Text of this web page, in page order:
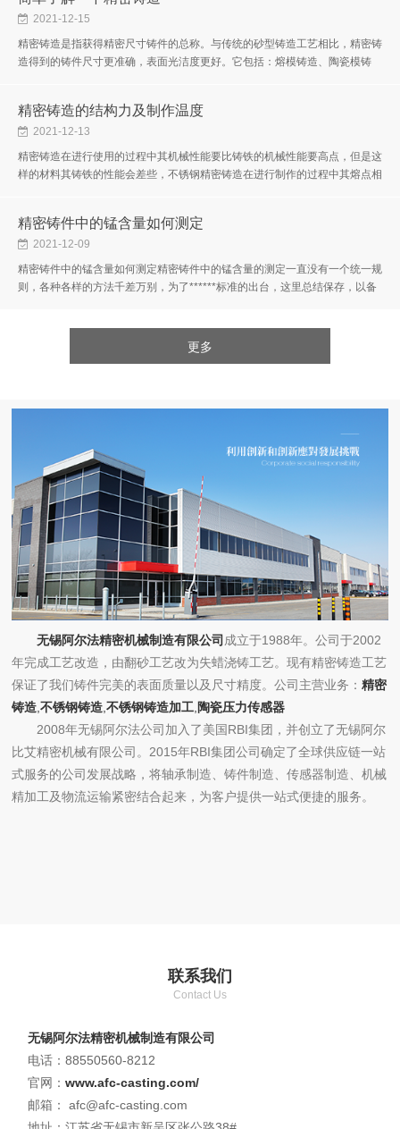
2021-12-15
精密铸造是指获得精密尺寸铸件的总称。与传统的砂型铸造工艺相比，精密铸
造得到的铸件尺寸更准确，表面光洁度更好。它包括：熔模铸造、陶瓷模铸
精密铸造的结构力及制作温度
2021-12-13
精密铸造在进行使用的过程中其机械性能要比铸铁的机械性能要高点，但是这
样的材料其铸铁的性能会差些，不锈钢精密铸造在进行制作的过程中其熔点相
精密铸件中的锰含量如何测定
2021-12-09
精密铸件中的锰含量如何测定精密铸件中的锰含量的测定一直没有一个统一规
则，各种各样的方法千差万别，为了******标准的出台，这里总结保存，以备
更多
无锡阿尔法精密机械制造有限公司 成立于1988年。公司于2002
年完成工艺改造，由翻砂工艺改为失蜡浇铸工艺。现有精密铸造工艺
保证了我们铸件完美的表面质量以及尺寸精度。公司主营业务：精密
铸造,不锈钢铸造,不锈钢铸造加工,陶瓷压力传感器
2008年无锡阿尔法公司加入了美国RBI集团，并创立了无锡阿尔
比艾精密机械有限公司。2015年RBI集团公司确定了全球供应链一站
式服务的公司发展战略，将轴承制造、铸件制造、传感器制造、机械
精加工及物流运输紧密结合起来，为客户提供一站式便捷的服务。
联系我们
Contact Us
无锡阿尔法精密机械制造有限公司
电话：88550560-8212
官网：www.afc-casting.com/
邮箱： afc@afc-casting.com